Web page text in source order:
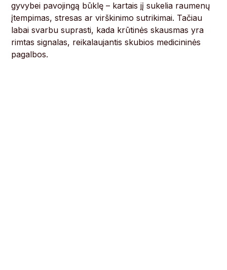
gyvybei pavojingą būklę – kartais jį sukelia raumenų
įtempimas, stresas ar virškinimo sutrikimai. Tačiau
labai svarbu suprasti, kada krūtinės skausmas yra
rimtas signalas, reikalaujantis skubios medicininės
pagalbos.